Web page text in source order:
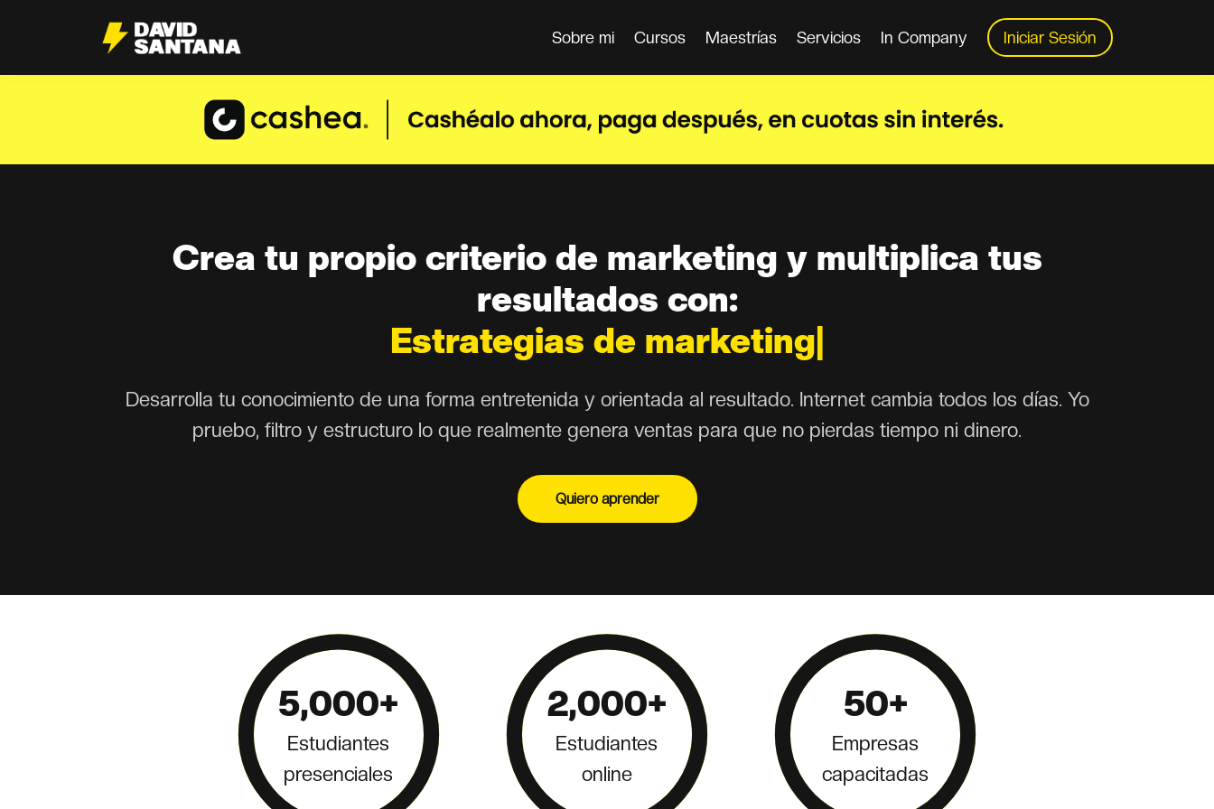
Sobre mi Cursos Maestrías Servicios In Company Iniciar Sesión
Crea tu propio criterio de marketing y multiplica tus
resultados con:
Estrategias de marketing|
Desarrolla tu conocimiento de una forma entretenida y orientada al resultado. Internet cambia todos los días. Yo
pruebo, filtro y estructuro lo que realmente genera ventas para que no pierdas tiempo ni dinero.
Quiero aprender
5,000+
Estudiantes
presenciales
2,000+
Estudiantes
online
50+
Empresas
capacitadas